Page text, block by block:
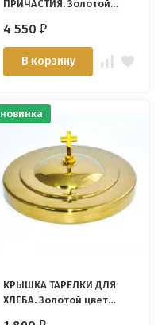
ПРИЧАСТИЯ. Золотой
Enterprise/
4 550₽
В корзину
новинка
КРЫШКА ТАРЕЛКИ ДЛЯ
ХЛЕБА. Золотой цвет